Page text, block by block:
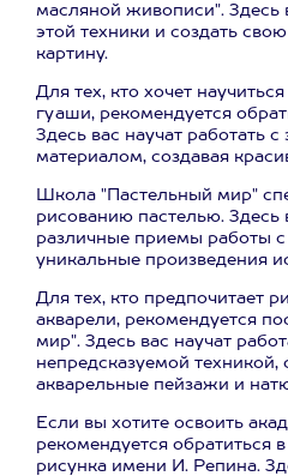
масляной живописи". Здесь
этой техники и создать
картину.
Для тех, кто хочет
гуаши, рекомендуется
Здесь вас научат работать
материалом, создавая
Школа "Пастельный мир"
рисованию пастелью. Здесь
различные приемы работы с
уникальные произведения
Для тех, кто предпочитает
акварели, рекомендуется
мир". Здесь вас научат
непредсказуемой техникой,
акварельные пейзажи и
Если вы хотите освоить
рекомендуется обратиться
рисунка имени И. Репина.